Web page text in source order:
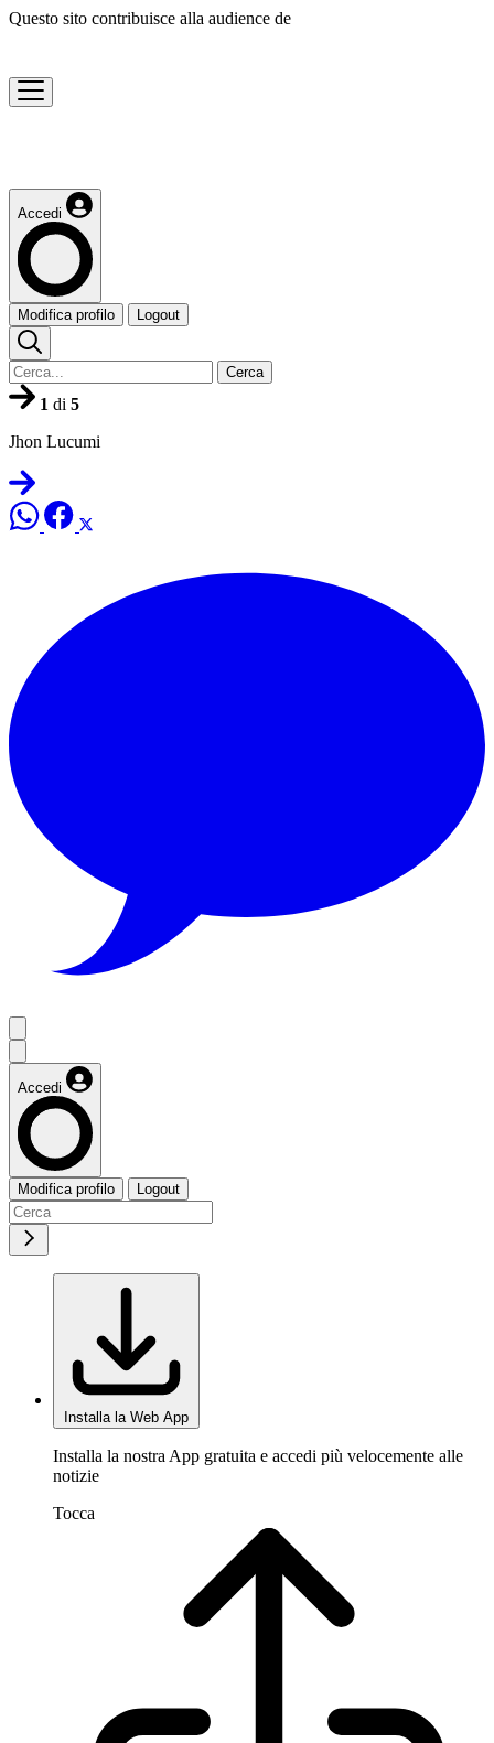
Questo sito contribuisce alla audience de
Accedi
Modifica profilo Logout
Cerca
1 di 5
Jhon Lucumi
Accedi
Modifica profilo Logout
Installa la Web App
Installa la nostra App gratuita e accedi più velocemente alle
notizie
Tocca